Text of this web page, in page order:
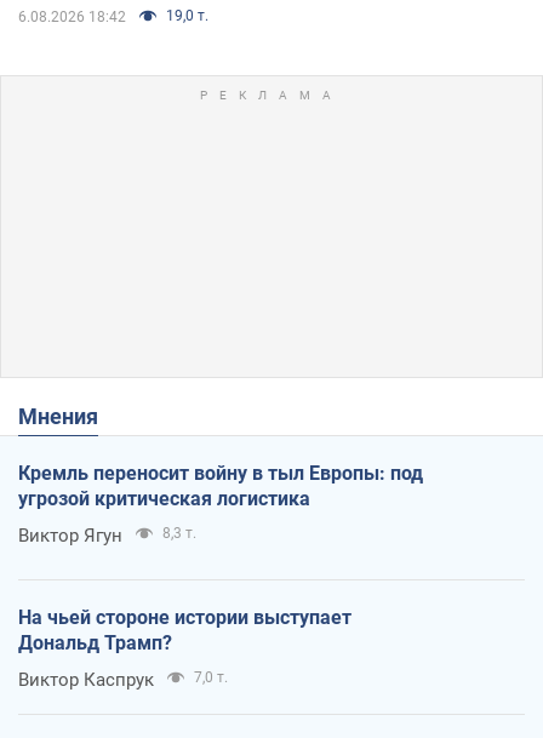
6.08.2026 18:42 19,0 т.
Мнения
Кремль переносит войну в тыл Европы: под
угрозой критическая логистика
Виктор Ягун 8,3 т.
На чьей стороне истории выступает
Дональд Трамп?
Виктор Каспрук 7,0 т.